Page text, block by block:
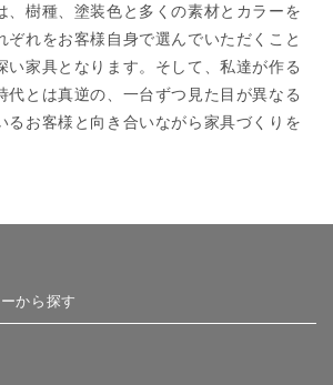
、樹種、塗装色と多くの素材とカラーを
ぞれをお客様自身で選んでいただくこと
い家具となります。そして、私達が作る
代とは真逆の、一台ずつ見た目が異なる
るお客様と向き合いながら家具づくりを
から探す